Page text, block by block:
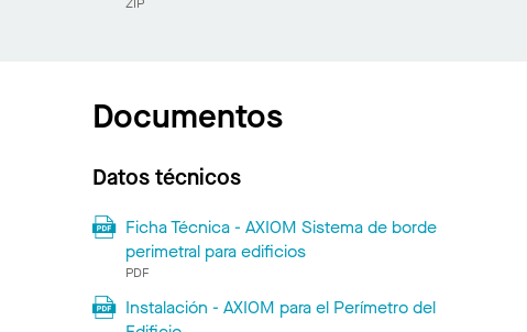
Documentos
Datos técnicos
Ficha Técnica - AXIOM Sistema de borde
perimetral para edificios
PDF
Instalación - AXIOM para el Perímetro del